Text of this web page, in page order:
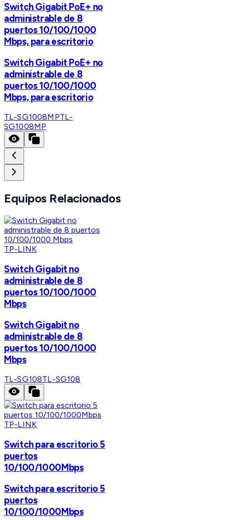
Switch Gigabit PoE+ no
administrable de 8
puertos 10/100/1000
Mbps, para escritorio
Switch Gigabit PoE+ no
administrable de 8
puertos 10/100/1000
Mbps, para escritorio
TL-SG1008MPTL-
SG1008MP
Equipos Relacionados
TP-LINK
Switch Gigabit no
administrable de 8
puertos 10/100/1000
Mbps
Switch Gigabit no
administrable de 8
puertos 10/100/1000
Mbps
TL-SG108TL-SG108
TP-LINK
Switch para escritorio 5
puertos
10/100/1000Mbps
Switch para escritorio 5
puertos
10/100/1000Mbps